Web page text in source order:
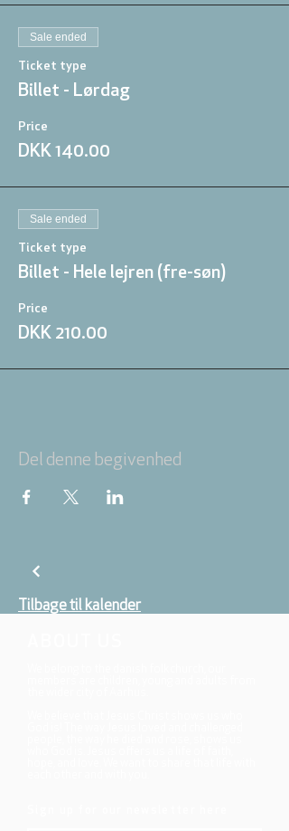
Sale ended
Ticket type
Billet - Lørdag
Price
DKK 140.00
Sale ended
Ticket type
Billet - Hele lejren (fre-søn)
Price
DKK 210.00
Del denne begivenhed
Tilbage til kalender